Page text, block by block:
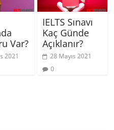
Var?
2021
IELTS Sınavı
Kaç Günde
Açıklanır?
28 Mayıs 2021
0